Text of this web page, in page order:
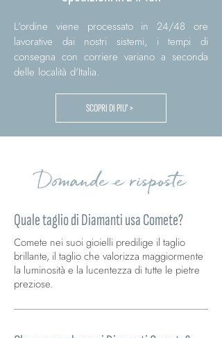
L'ordine viene processato in 24/48 ore
lavorative dai nostri sistemi, i tempi di
consegna con corriere variano a seconda
delle località d'Italia.
SCOPRI DI PIU' >
Domande e risposte
Quale taglio di Diamanti usa Comete?
Comete nei suoi gioielli predilige il taglio
brillante, il taglio che valorizza maggiormente
la luminosità e la lucentezza di tutte le pietre
preziose.